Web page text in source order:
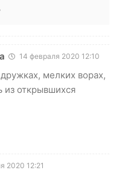
14 февраля 2020 12:10
мелких ворах,
из открывшихся
2020 12:21